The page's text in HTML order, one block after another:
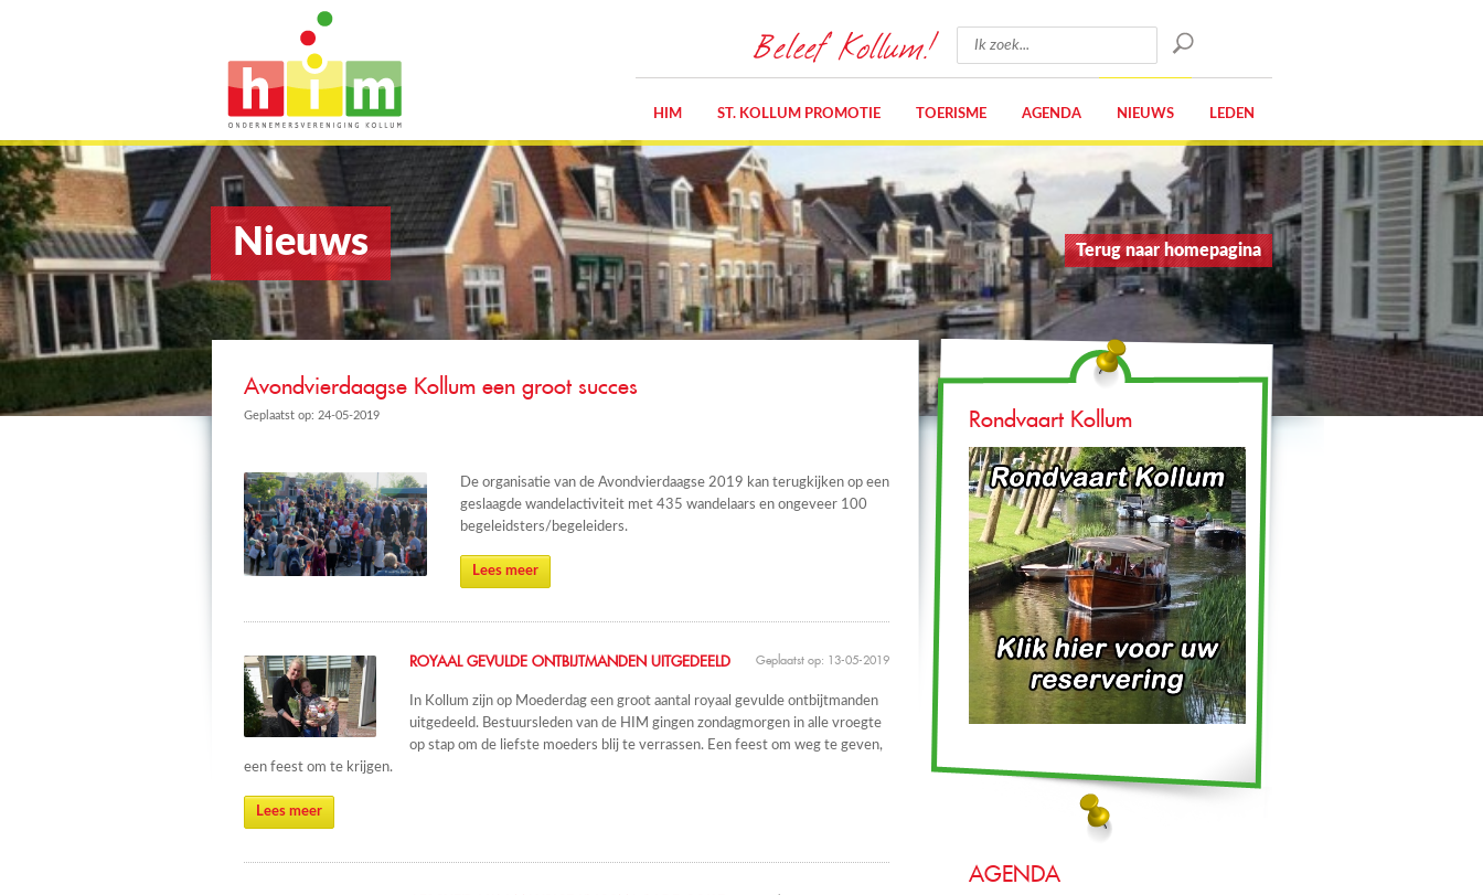
Beleef Kollum!
HIM ST. KOLLUM PROMOTIE TOERISME AGENDA NIEUWS LEDEN
Nieuws Terug naar homepagina
Avondvierdaagse Kollum een groot succes
Geplaatst op: 24-05-2019
De organisatie van de Avondvierdaagse 2019 kan terugkijken op een
geslaagde wandelactiviteit met 435 wandelaars en ongeveer 100
begeleidsters/begeleiders.
Lees meer
Geplaatst op: 13-05-2019
ROYAAL GEVULDE ONTBIJTMANDEN UITGEDEELD
In Kollum zijn op Moederdag een groot aantal royaal gevulde ontbijtmanden
uitgedeeld. Bestuursleden van de HIM gingen zondagmorgen in alle vroegte
op stap om de liefste moeders blij te verrassen. Een feest om weg te geven,
een feest om te krijgen.
Lees meer
Rondvaart Kollum
AGENDA